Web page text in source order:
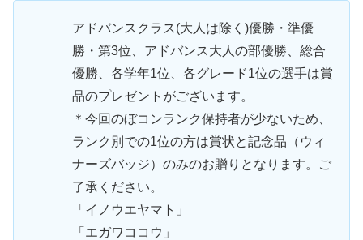
アドバンスクラス(大人は除く)優勝・準優
勝・第3位、アドバンス大人の部優勝、総合
優勝、各学年1位、各グレード1位の選手は賞
品のプレゼントがございます。
＊今回のぼコンランク保持者が少ないため、
ランク別での1位の方は賞状と記念品（ウィ
ナーズバッジ）のみのお贈りとなります。ご
了承ください。
「イノウエヤマト」
「エガワココウ」